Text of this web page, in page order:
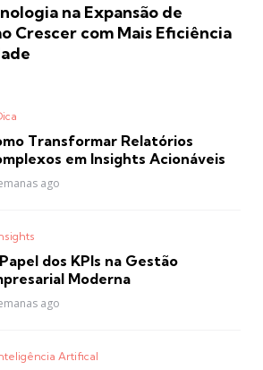
na Expansão de
Crescer com Mais Eficiência
Transformar Relatórios
em Insights Acionáveis
ago
dos KPIs na Gestão
Moderna
ago
Artifical